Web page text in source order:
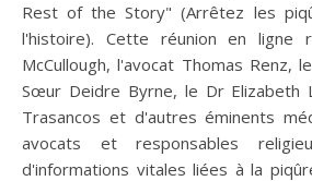
Rest of the Story" (Arrêtez les
l'histoire). Cette réunion en ligne
McCullough, l'avocat Thomas Renz,
Sœur Deidre Byrne, le Dr Elizabeth
Trasancos et d'autres éminents
avocats et responsables
d'informations vitales liées à la